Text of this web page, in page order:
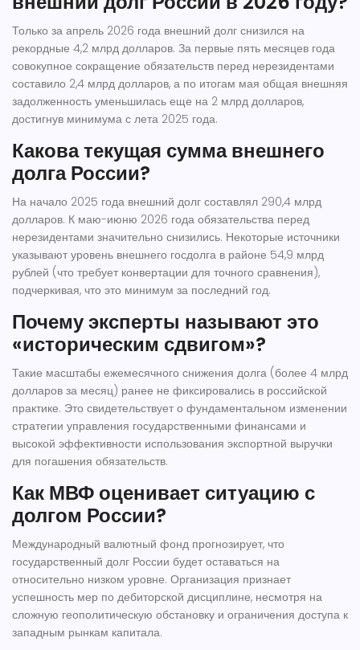
Только за апрель 2026 года внешний долг снизился на
рекордные 4,2 млрд долларов. За первые пять месяцев года
совокупное сокращение обязательств перед нерезидентами
составило 2,4 млрд долларов, а по итогам мая общая внешняя
задолженность уменьшилась еще на 2 млрд долларов,
достигнув минимума с лета 2025 года.
Какова текущая сумма внешнего
долга России?
На начало 2025 года внешний долг составлял 290,4 млрд
долларов. К маю-июню 2026 года обязательства перед
нерезидентами значительно снизились. Некоторые источники
указывают уровень внешнего госдолга в районе 54,9 млрд
рублей (что требует конвертации для точного сравнения),
подчеркивая, что это минимум за последний год.
Почему эксперты называют это
«историческим сдвигом»?
Такие масштабы ежемесячного снижения долга (более 4 млрд
долларов за месяц) ранее не фиксировались в российской
практике. Это свидетельствует о фундаментальном изменении
стратегии управления государственными финансами и
высокой эффективности использования экспортной выручки
для погашения обязательств.
Как МВФ оценивает ситуацию с
долгом России?
Международный валютный фонд прогнозирует, что
государственный долг России будет оставаться на
относительно низком уровне. Организация признает
успешность мер по дебиторской дисциплине, несмотря на
сложную геополитическую обстановку и ограничения доступа к
западным рынкам капитала.